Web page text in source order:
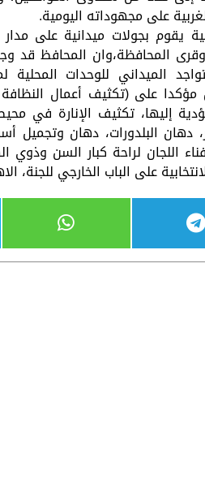
على مجهوداته اليومية.
يقوم بجولات ميدانية على
المحافظة،وان المحافظ قد
الميداني للوحدات
مؤكدا على (تكثيف أعمال
إليها، تكثيف الإنارة في
دهان البلدورات، دهان وتجميل
اللجان لراحة كبار السن
على الباب الخارجي للجنة،